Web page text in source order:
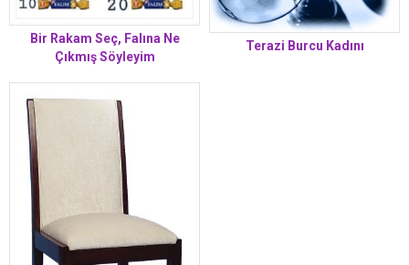
Bir Rakam Seç, Falına Ne
Çıkmış Söyleyim
Terazi Burcu Kadını